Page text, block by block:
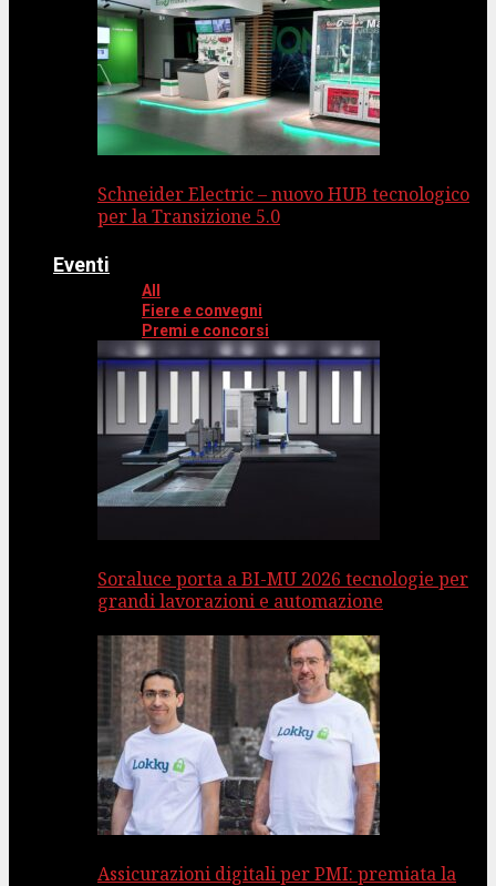
Schneider Electric – nuovo HUB tecnologico
per la Transizione 5.0
Eventi
All
Fiere e convegni
Premi e concorsi
Soraluce porta a BI-MU 2026 tecnologie per
grandi lavorazioni e automazione
Assicurazioni digitali per PMI: premiata la